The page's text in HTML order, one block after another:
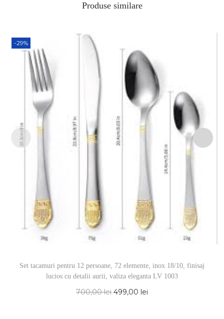
Produse similare
-29%
Set tacamuri pentru 12 persoane, 72 elemente, inox 18/10, finisaj
lucios cu detalii aurii, valiza eleganta LV 1003
700,00lei 499,00 lei